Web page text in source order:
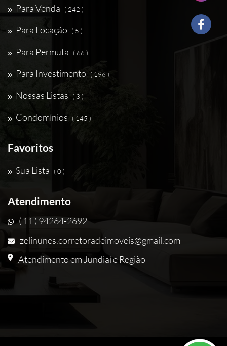
Para Venda ( 242 )
Para Locação ( 5 )
Para Permuta ( 66 )
Para Investimento ( 196 )
Nossas Listas ( 3 )
Condomínios ( 145 )
Favoritos
Sua Lista ( 0 )
Atendimento
( 11 ) 94264-2692
zelinunes.corretoradeimoveis@gmail.com
Atendimento em Jundiaí e Região